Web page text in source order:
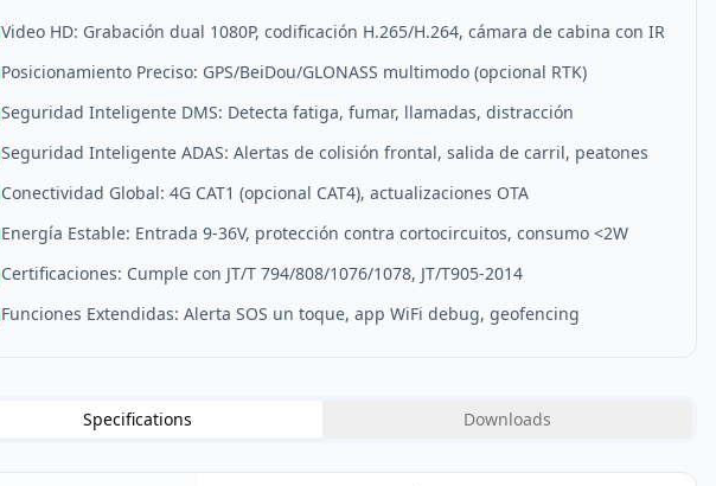
Video HD: Grabación dual 1080P, codificación H.265/H.264, cámara de cabina con IR
Posicionamiento Preciso: GPS/BeiDou/GLONASS multimodo (opcional RTK)
Seguridad Inteligente DMS: Detecta fatiga, fumar, llamadas, distracción
Seguridad Inteligente ADAS: Alertas de colisión frontal, salida de carril, peatones
Conectividad Global: 4G CAT1 (opcional CAT4), actualizaciones OTA
Energía Estable: Entrada 9-36V, protección contra cortocircuitos, consumo <2W
Certificaciones: Cumple con JT/T 794/808/1076/1078, JT/T905-2014
Funciones Extendidas: Alerta SOS un toque, app WiFi debug, geofencing
Specifications Downloads